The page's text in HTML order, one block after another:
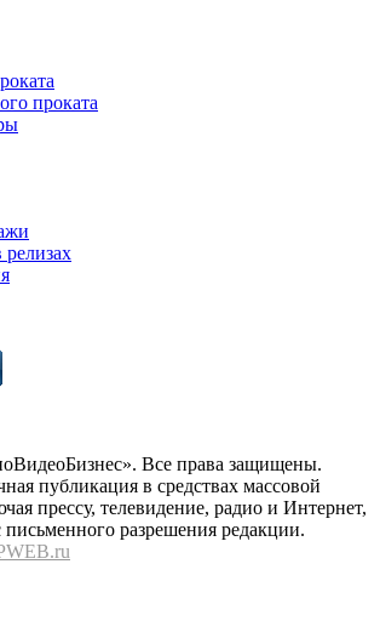
проката
Все права защищены.
публикация в средствах массовой
прессу, телевидение, радио и Интернет,
письменного разрешения редакции.